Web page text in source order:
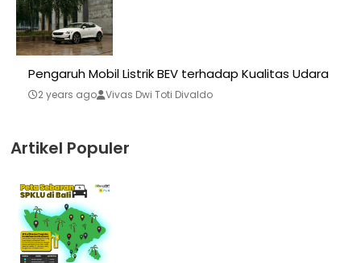
Pengaruh Mobil Listrik BEV terhadap Kualitas Udara
2 years ago Vivas Dwi Toti Divaldo
Artikel Populer